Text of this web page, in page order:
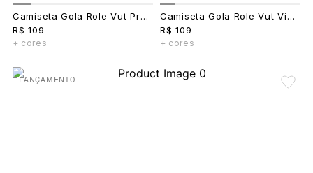
Camiseta Gola Role Vut Preto
R$ 109
+ cores
Camiseta Gola Role Vut Vinho
R$ 109
+ cores
LANÇAMENTO